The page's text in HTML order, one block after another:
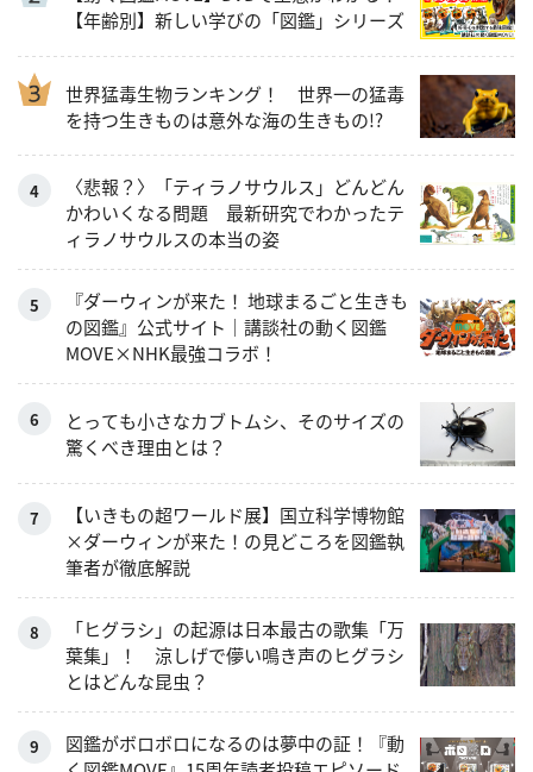
【年齢別】新しい学びの「図鑑」シリーズ
世界猛毒生物ランキング！ 世界一の猛毒
を持つ生きものは意外な海の生きもの!?
〈悲報？〉「ティラノサウルス」どんどん
かわいくなる問題 最新研究でわかったテ
ィラノサウルスの本当の姿
『ダーウィンが来た！ 地球まるごと生きも
の図鑑』公式サイト｜講談社の動く図鑑
MOVE×NHK最強コラボ！
とっても小さなカブトムシ、そのサイズの
驚くべき理由とは？
【いきもの超ワールド展】国立科学博物館
×ダーウィンが来た！の見どころを図鑑執
筆者が徹底解説
「ヒグラシ」の起源は日本最古の歌集「万
葉集」！ 涼しげで儚い鳴き声のヒグラシ
とはどんな昆虫？
図鑑がボロボロになるのは夢中の証！『動